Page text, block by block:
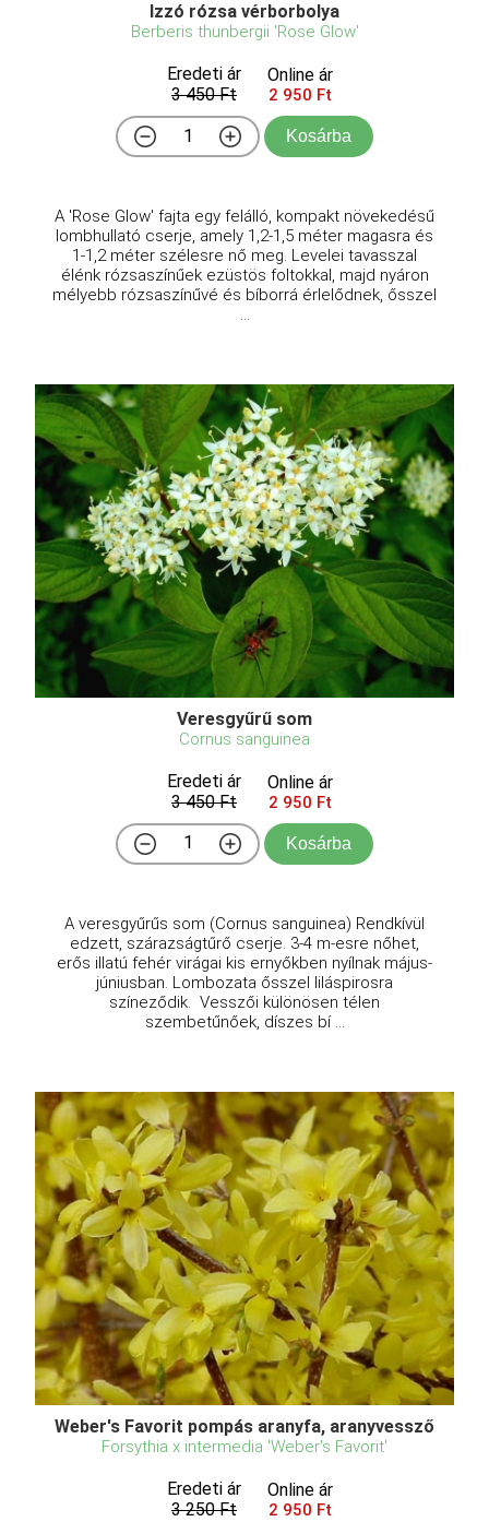
Izzó rózsa vérborbolya
Berberis thunbergii 'Rose Glow'
Eredeti ár
3 450 Ft
Online ár
2 950 Ft
Kosárba
A 'Rose Glow' fajta egy felálló, kompakt növekedésű
lombhullató cserje, amely 1,2-1,5 méter magasra és
1-1,2 méter szélesre nő meg. Levelei tavasszal
élénk rózsaszínűek ezüstös foltokkal, majd nyáron
mélyebb rózsaszínűvé és bíborrá érlelődnek, ősszel
...
Veresgyűrű som
Cornus sanguinea
Eredeti ár
3 450 Ft
Online ár
2 950 Ft
Kosárba
A veresgyűrűs som (Cornus sanguinea) Rendkívül
edzett, szárazságtűrő cserje. 3-4 m-esre nőhet,
erős illatú fehér virágai kis ernyőkben nyílnak május-
júniusban. Lombozata ősszel liláspirosra
színeződik. Vesszői különösen télen
szembetűnőek, díszes bí ...
Weber's Favorit pompás aranyfa, aranyvessző
Forsythia x intermedia 'Weber's Favorit'
Eredeti ár
3 250 Ft
Online ár
2 950 Ft